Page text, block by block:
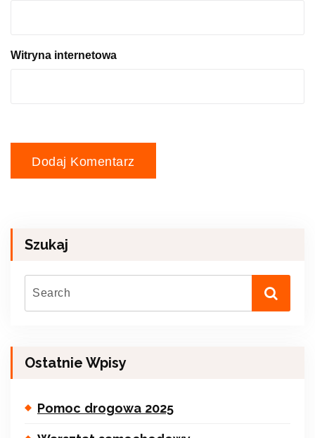
Witryna internetowa
Szukaj
Ostatnie Wpisy
Pomoc drogowa 2025